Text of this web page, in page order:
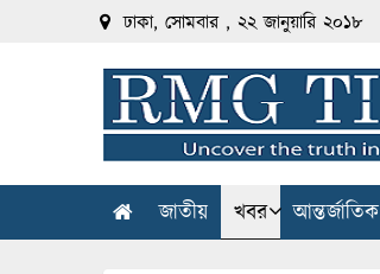
ঢাকা, সোমবার , ২২ জানুয়ারি ২০১৮
জাতীয় খবর আন্তর্জাতিক